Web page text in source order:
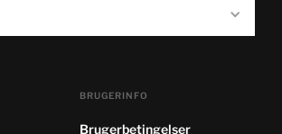
BRUGERINFO
Brugerbetingelser